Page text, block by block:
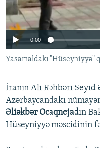
İNFOQRAFIKA
KARIKATURA
AZƏRBAYCAN ƏDƏBIYYATI
İSLAM VƏ DEMOKRATIYA
İZ - MƏDƏNIYYƏT PROQRAMI
MISSIYAMIZ
PEŞƏ ETIKASI VƏ
MATERIALLARIMIZDAN
AZADLIQRADIOSU MOBIL
XƏBƏR BÜLLETENLƏRIMIZ
BIZI IZLƏ
RFE/RL-in bütün
0:00
Yasamaldakı "Hüseyniyyə"
İranın Ali Rəhbəri
Azərbaycandakı
Əliəkbər Ocaqnejadın
Hüseyniyyə məscidinin